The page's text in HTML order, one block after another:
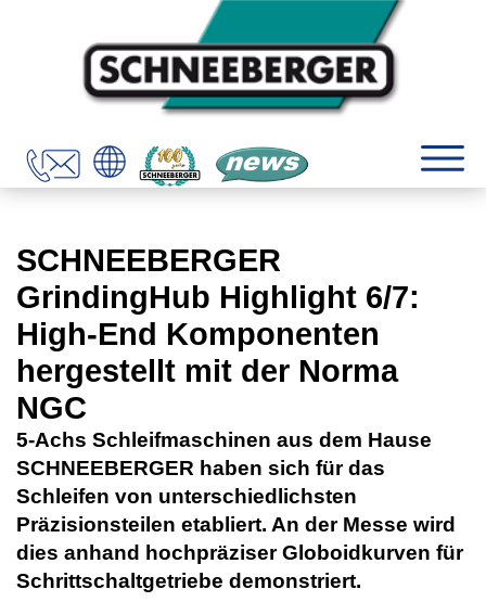
SCHNEEBERGER
GrindingHub Highlight 6/7:
High-End Komponenten
hergestellt mit der Norma
NGC
5-Achs Schleifmaschinen aus dem Hause
SCHNEEBERGER haben sich für das
Schleifen von unterschiedlichsten
Präzisionsteilen etabliert. An der Messe wird
dies anhand hochpräziser Globoidkurven für
Schrittschaltgetriebe demonstriert.